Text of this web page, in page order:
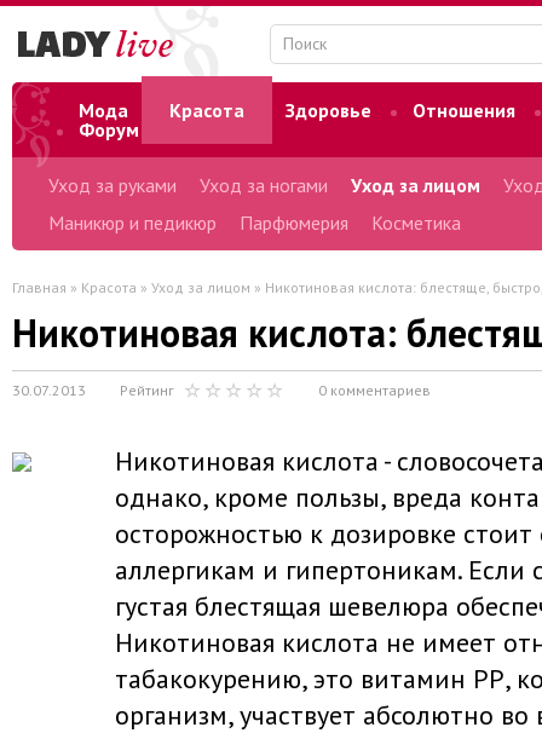
Мода Красота Здоровье
Отношения
Форум
Уход за руками Уход за ногами Уход за лицом
Маникюр и педикюр
Парфюмерия Косметика
Главная » Красота » Уход за лицом » Никотиновая кислота: блестяще,
Никотиновая кислота:
30.07.2013 Рейтинг 0 комментариев
Никотиновая кислота -
однако, кроме пользы, вреда
осторожностью к дозировке
аллергикам и гипертоникам. Если
густая блестящая шевелюра
Никотиновая кислота не имеет
табакокурению, это витамин РР,
организм, участвует абсолютно